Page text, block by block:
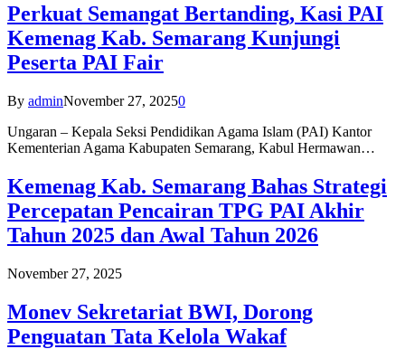
Perkuat Semangat Bertanding, Kasi PAI
Kemenag Kab. Semarang Kunjungi
Peserta PAI Fair
By adminNovember 27, 20250
Ungaran – Kepala Seksi Pendidikan Agama Islam (PAI) Kantor
Kementerian Agama Kabupaten Semarang, Kabul Hermawan…
Kemenag Kab. Semarang Bahas Strategi
Percepatan Pencairan TPG PAI Akhir
Tahun 2025 dan Awal Tahun 2026
November 27, 2025
Monev Sekretariat BWI, Dorong
Penguatan Tata Kelola Wakaf